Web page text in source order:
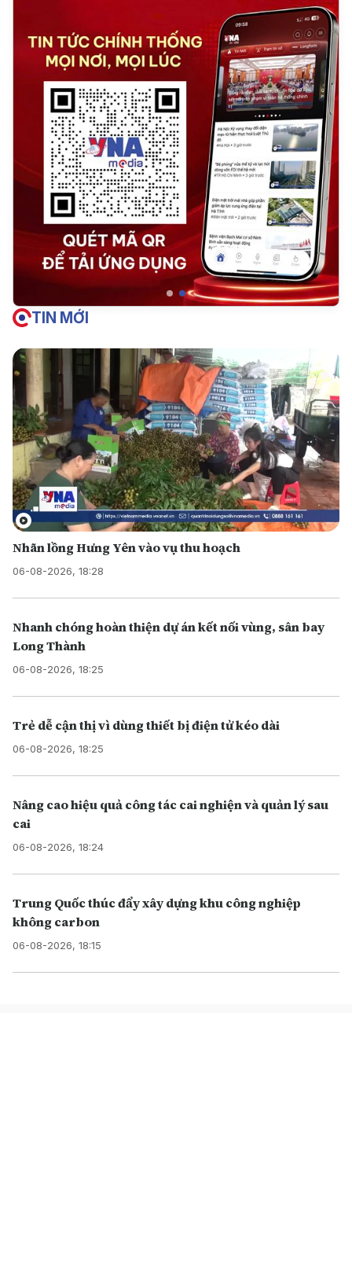
TIN MỚI
Nhãn lồng Hưng Yên vào vụ thu hoạch
06-08-2026, 18:28
Nhanh chóng hoàn thiện dự án kết nối vùng, sân bay
Long Thành
06-08-2026, 18:25
Trẻ dễ cận thị vì dùng thiết bị điện tử kéo dài
06-08-2026, 18:25
Nâng cao hiệu quả công tác cai nghiện và quản lý sau
cai
06-08-2026, 18:24
Trung Quốc thúc đẩy xây dựng khu công nghiệp
không carbon
06-08-2026, 18:15